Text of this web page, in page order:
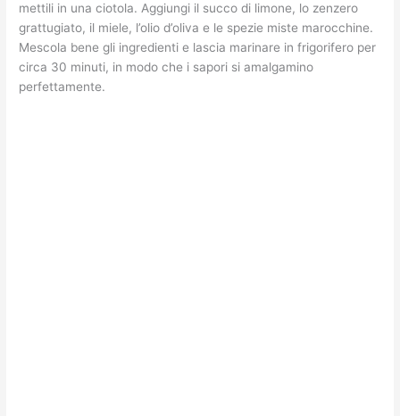
mettili in una ciotola. Aggiungi il succo di limone, lo zenzero
grattugiato, il miele, l’olio d’oliva e le spezie miste marocchine.
Mescola bene gli ingredienti e lascia marinare in frigorifero per
circa 30 minuti, in modo che i sapori si amalgamino
perfettamente.